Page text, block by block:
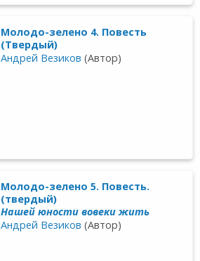
Молодо-зелено 4. Повесть
(Твердый)
Андрей Везиков (Автор)
Молодо-зелено 5. Повесть.
(твердый)
Нашей юности вовеки жить
Андрей Везиков (Автор)